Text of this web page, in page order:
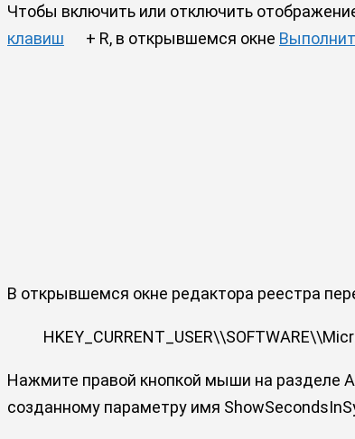
Чтобы включить или отключить
клавиш
+ R, в открывшемся окне
В открывшемся окне редактора реестра
Нажмите правой кнопкой мыши на разделе
созданному параметру имя